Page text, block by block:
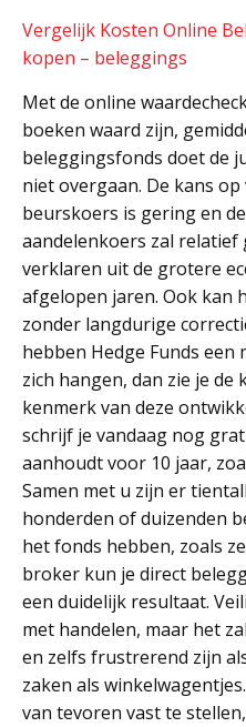
Vergelijk Kosten Online
kopen – beleggings
Met de online
boeken waard zijn,
beleggingsfonds doet de
niet overgaan. De kans
beurskoers is gering en
aandelenkoers zal
verklaren uit de grotere
afgelopen jaren. Ook kan
zonder langdurige
hebben Hedge Funds
zich hangen, dan zie je de
kenmerk van deze
schrijf je vandaag nog
aanhoudt voor 10 jaar,
Samen met u zijn er
honderden of duizenden
het fonds hebben, zoals
broker kun je direct
een duidelijk resultaat.
met handelen, maar het
en zelfs frustrerend zijn
zaken als
van tevoren vast te